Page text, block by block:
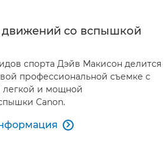
со вспышкой
спорта Дэйв Макисон делится
профессиональной съемке с
легкой и мощной
Canon.
